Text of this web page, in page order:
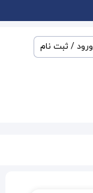
ورود / ثبت نام